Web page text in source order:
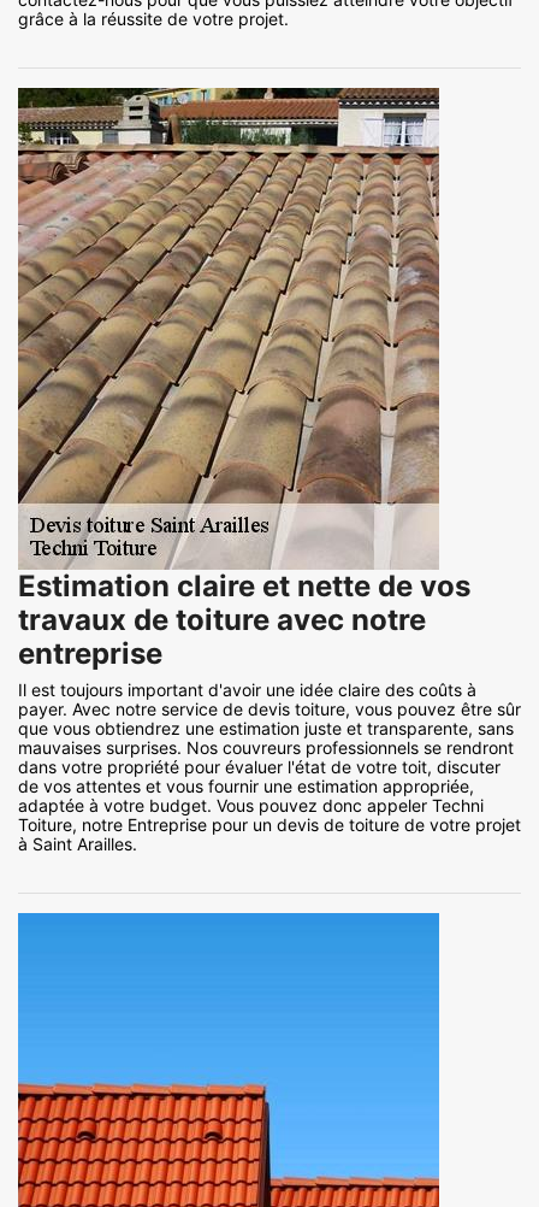
grâce à la réussite de votre projet.
Estimation claire et nette de vos
travaux de toiture avec notre
entreprise
Il est toujours important d'avoir une idée claire des coûts à
payer. Avec notre service de devis toiture, vous pouvez être sûr
que vous obtiendrez une estimation juste et transparente, sans
mauvaises surprises. Nos couvreurs professionnels se rendront
dans votre propriété pour évaluer l'état de votre toit, discuter
de vos attentes et vous fournir une estimation appropriée,
adaptée à votre budget. Vous pouvez donc appeler Techni
Toiture, notre Entreprise pour un devis de toiture de votre projet
à Saint Arailles.